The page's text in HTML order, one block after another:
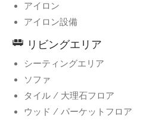
アイロン
アイロン設備
リビングエリア
シーティングエリア
ソファ
タイル / 大理石フロア
ウッド / パーケットフロア